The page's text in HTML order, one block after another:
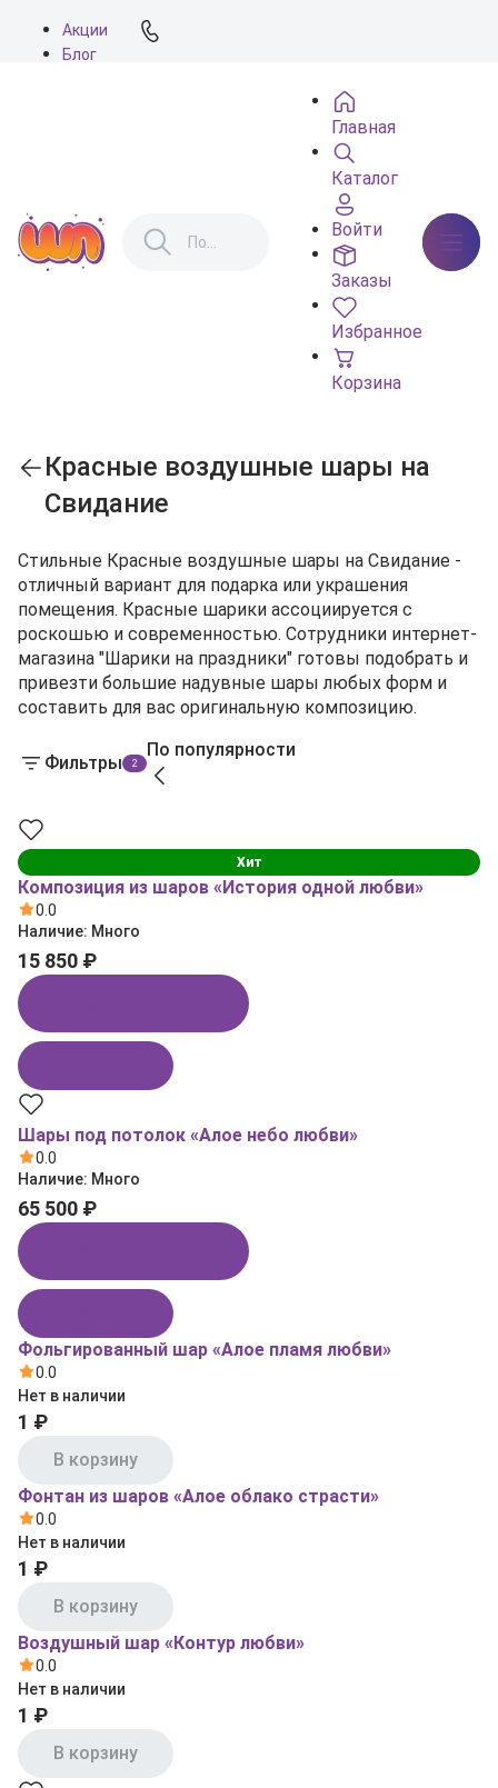
Акции
Блог
Главная
Каталог
Войти
Заказы
Избранное
Корзина
Красные воздушные шары на
Свидание
Стильные Красные воздушные шары на Свидание -
отличный вариант для подарка или украшения
помещения. Красные шарики ассоциируется с
роскошью и современностью. Сотрудники интернет-
магазина "Шарики на праздники" готовы подобрать и
привезти большие надувные шары любых форм и
составить для вас оригинальную композицию.
Фильтры 2
По популярности
Хит
Композиция из шаров «История одной любви»
0.0
Наличие: Много
15 850 ₽
Шары под потолок «Алое небо любви»
0.0
Наличие: Много
65 500 ₽
Фольгированный шар «Алое пламя любви»
0.0
Нет в наличии
1 ₽
В корзину
Фонтан из шаров «Алое облако страсти»
0.0
Нет в наличии
1 ₽
В корзину
Воздушный шар «Контур любви»
0.0
Нет в наличии
1 ₽
В корзину